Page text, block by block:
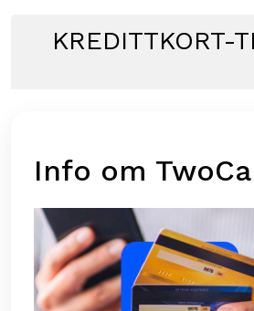
KREDITTKORT-
Info om